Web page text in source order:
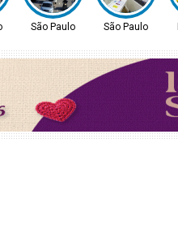
São Paulo São Paulo